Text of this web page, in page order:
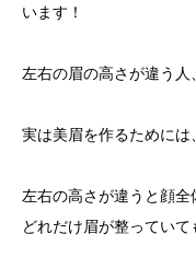
います！
左右の眉の高さが違う
実は美眉を作るためには
左右の高さが違うと顔全
どれだけ眉が整っていて